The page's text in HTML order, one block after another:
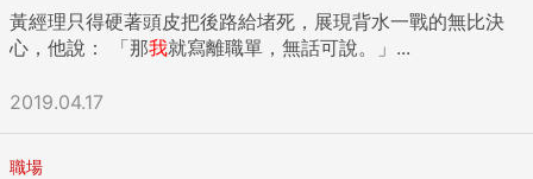
黃經理只得硬著頭皮把後路給堵死，展現背水一戰的無比決
心，他說： 「那我就寫離職單，無話可說。」...
2019.04.17
職場